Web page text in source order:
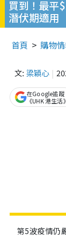
買到！最平
潛伏期適用
首頁 購物
文: 梁穎心
在Google追蹤
《UHK 港生活》
第5波疫情仍